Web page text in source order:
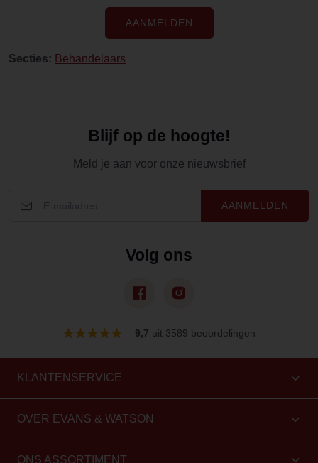
AANMELDEN
Secties: Behandelaars
Blijf op de hoogte!
Meld je aan voor onze nieuwsbrief
AANMELDEN
Volg ons
– 9,7 uit 3589 beoordelingen
KLANTENSERVICE
OVER EVANS & WATSON
ONS ASSORTIMENT